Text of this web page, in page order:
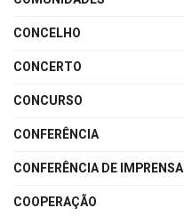
CONCELHO
CONCERTO
CONCURSO
CONFERÊNCIA
CONFERÊNCIA DE IMPRENSA
COOPERAÇÃO